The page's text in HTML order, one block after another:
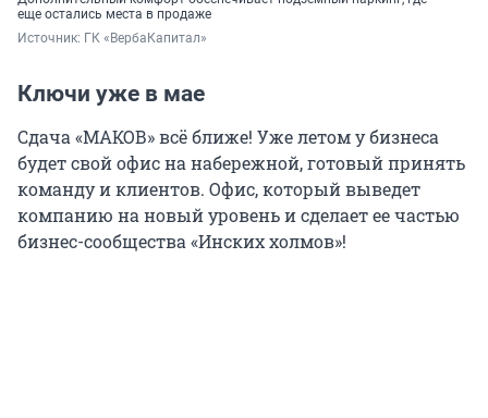
еще остались места в продаже
Источник: ГК «ВербаКапитал»
Ключи уже в мае
Сдача «МАКОВ» всё ближе! Уже летом у бизнеса
будет свой офис на набережной, готовый принять
команду и клиентов. Офис, который выведет
компанию на новый уровень и сделает ее частью
бизнес-сообщества «Инских холмов»!